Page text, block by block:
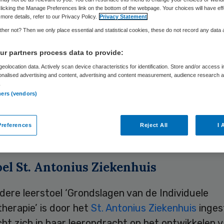
Skipr Redactie 21 april 2010,12:46 34 keer gelezen
Knibbe is benoemd tot bijzonder hoogleraar in
van de Individuele Farmacotherapie’ aan de
– klinisch farmacoloog, werkzaam bij
Ziekenhuis in Nieuwegein en Utrecht.
St. Antonius Ziekenhuis
leerstoel ‘Grondslagen van de Individuele
is door het St. Antonius Ziekenhuis
the Manage Preferences link on the bottom of the webpage. Your choices will have
details, refer to our Privacy Policy. Privacy Statement
not? Then we only place essential and statistical cookies, these do not record any data
partners process data to provide:
data. Actively scan device characteristics for identification. Store and/or access
advertising and content, advertising and content measurement, audience research
(vendors)
Reject All I